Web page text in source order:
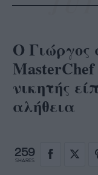
Ο Γιώργος
νικητής
αλήθεια
259
SHARES